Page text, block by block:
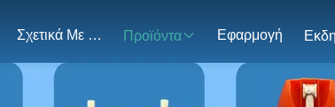
Σχετικά Με Εμάς Προϊόντα Εφαρμογή